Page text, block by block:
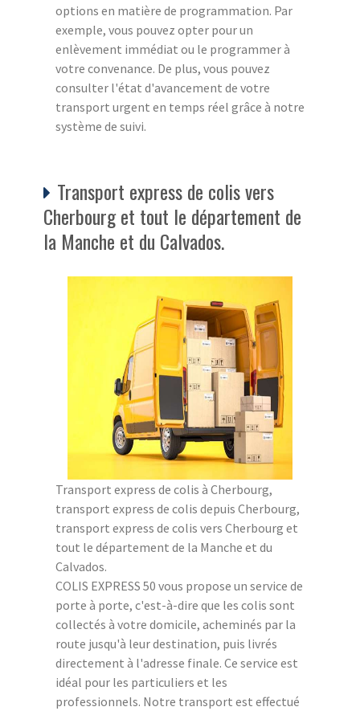
options en matière de programmation. Par
exemple, vous pouvez opter pour un
enlèvement immédiat ou le programmer à
votre convenance. De plus, vous pouvez
consulter l'état d'avancement de votre
transport urgent en temps réel grâce à notre
système de suivi.
Transport express de colis vers
Cherbourg et tout le département de
la Manche et du Calvados.
Transport express de colis à Cherbourg,
transport express de colis depuis Cherbourg,
transport express de colis vers Cherbourg et
tout le département de la Manche et du
Calvados.
COLIS EXPRESS 50 vous propose un service de
porte à porte, c'est-à-dire que les colis sont
collectés à votre domicile, acheminés par la
route jusqu'à leur destination, puis livrés
directement à l'adresse finale. Ce service est
idéal pour les particuliers et les
professionnels. Notre transport est effectué